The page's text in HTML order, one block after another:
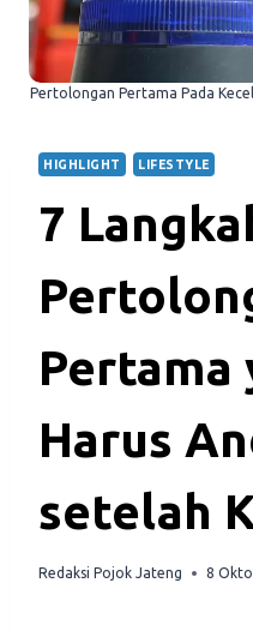
Pertolongan Pertama Pada
HIGHLIGHT LIFESTYLE
7
Pertama
Harus
setelah
Redaksi Pojok Jateng 8